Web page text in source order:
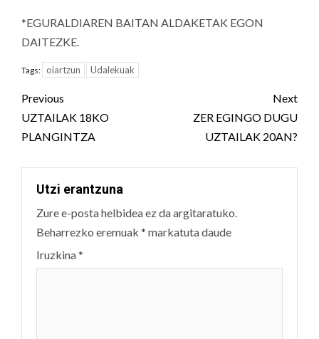
*EGURALDIAREN BAITAN ALDAKETAK EGON
DAITEZKE.
Tags: oiartzun Udalekuak
Post
navigation
Previous
UZTAILAK 18KO
PLANGINTZA
Next
ZER EGINGO DUGU
UZTAILAK 20AN?
Utzi erantzuna
Zure e-posta helbidea ez da argitaratuko.
Beharrezko eremuak * markatuta daude
Iruzkina*